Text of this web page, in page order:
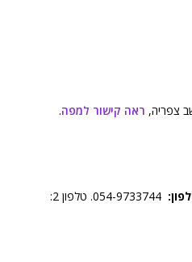
צפריה, ראה קישור למפה.